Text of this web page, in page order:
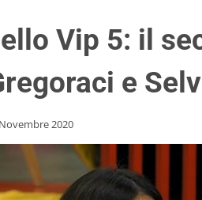
Vip 5: il
e
2020